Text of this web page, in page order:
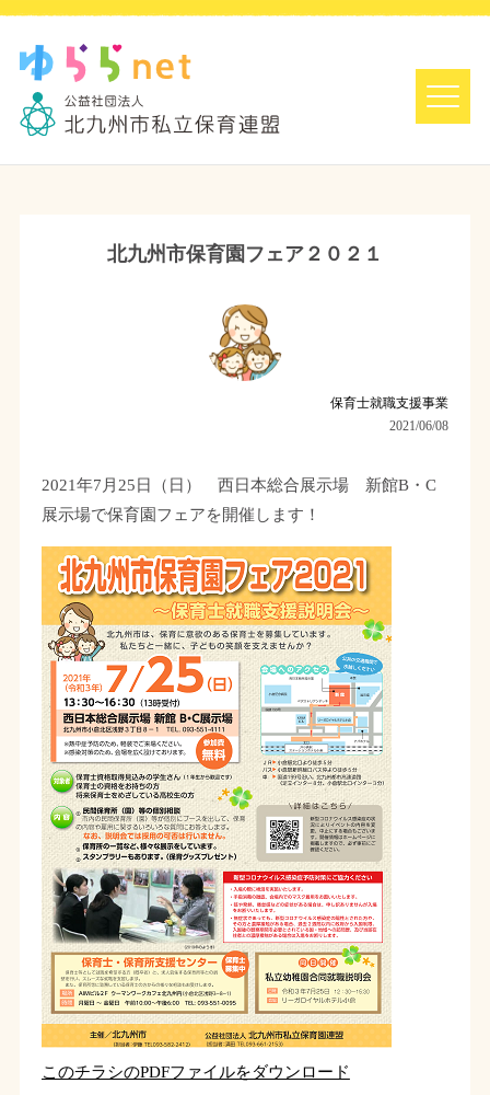
北九州市保育園フェア２０２１
保育士就職支援事業
2021/06/08
2021年7月25日（日） 西日本総合展示場 新館B・C
展示場で保育園フェアを開催します！
このチラシのPDFファイルをダウンロード